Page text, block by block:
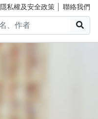
隱私權及安全政策 聯絡我們